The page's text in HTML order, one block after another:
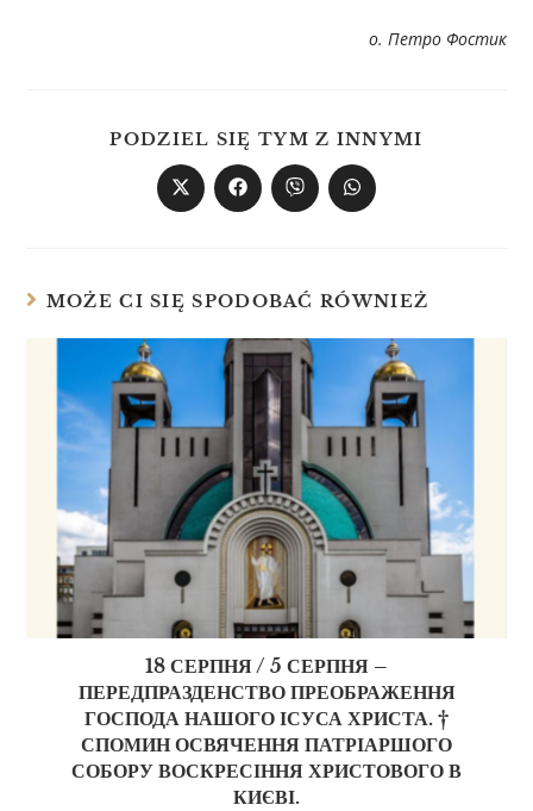
о. Петро Фостик
PODZIEL SIĘ TYM Z INNYMI
MOŻE CI SIĘ SPODOBAĆ RÓWNIEŻ
18 СЕРПНЯ / 5 СЕРПНЯ –
ПЕРЕДПРАЗДЕНСТВО ПРЕОБРАЖЕННЯ
ГОСПОДА НАШОГО ІСУСА ХРИСТА. †
СПОМИН ОСВЯЧЕННЯ ПАТРІАРШОГО
СОБОРУ ВОСКРЕСІННЯ ХРИСТОВОГО В
КИЄВІ.